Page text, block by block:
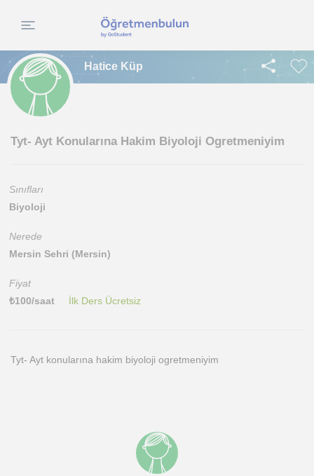
Hatice Küp
Tyt- Ayt Konularına Hakim Biyoloji Ogretmeniyim
Sınıfları
Biyoloji
Nerede
Mersin Sehri (Mersin)
Fiyat
₺100/saat İlk Ders Ücretsiz
Tyt- Ayt konularına hakim biyoloji ogretmeniyim